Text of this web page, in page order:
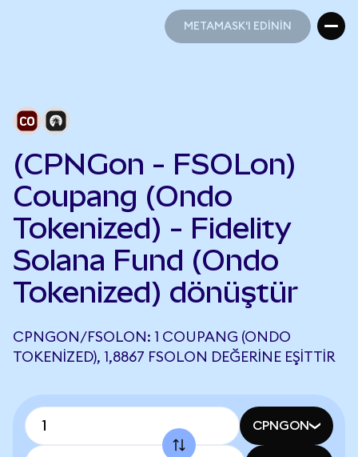
METAMASK'I EDİNİN
(CPNGon - FSOLon)
Coupang (Ondo
Tokenized) - Fidelity
Solana Fund (Ondo
Tokenized) dönüştür
CPNGON/FSOLON: 1 COUPANG (ONDO
TOKENIZED), 1,8867 FSOLON DEĞERINE EŞITTIR
CPNGON